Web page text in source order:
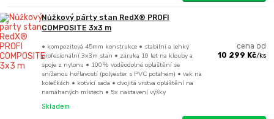
Nůžkový párty stan RedX® PROFI
COMPOSITE 3x3 m
• kompozitová 45mm konstrukce • stabilní a lehký
profesionální 3x3m stan • záruka 10 let na klouby a
spoje z nylonu • 100% voděodolné opláštění se
sníženou hořlavostí (polyester s PVC potahem) • vak na
kolečkách • kotvící sada • dvojitá vrstva opláštění na
namáhaných místech • 5x nastavení výšky
cena od
10 299 Kč/ks
Skladem